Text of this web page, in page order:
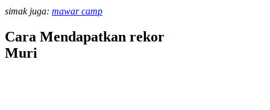
simak juga: mawar camp
Cara Mendapatkan rekor
Muri